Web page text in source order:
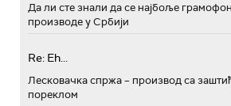
Да ли сте знали да се најбоље
производе у Србији
Re: Eh...
Лесковачка спржа – производ са
пореклом